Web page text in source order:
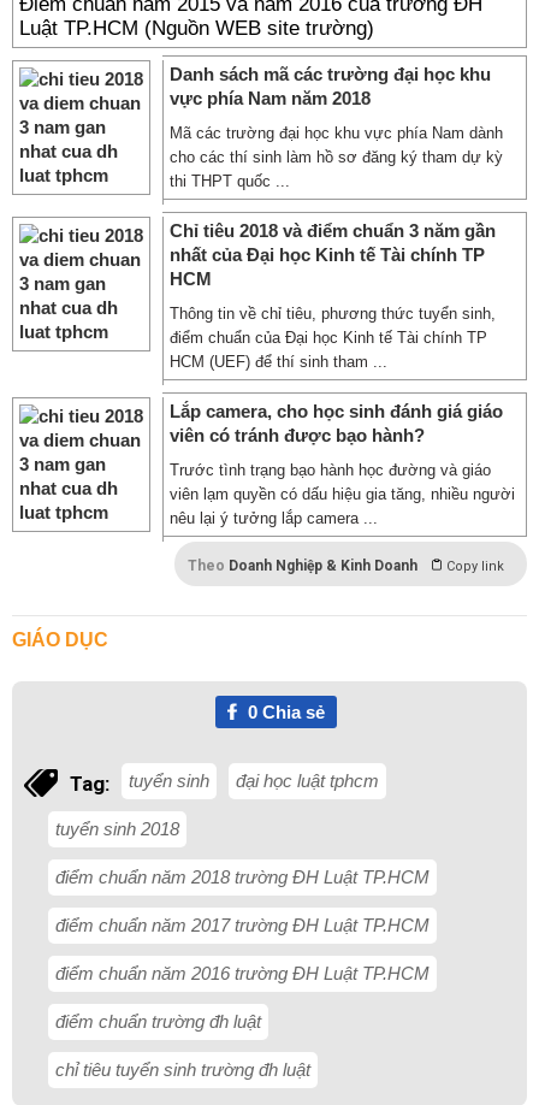
Luật TP.HCM (Nguồn WEB site trường)
Danh sách mã các trường đại học khu
vực phía Nam năm 2018
Mã các trường đại học khu vực phía Nam dành
cho các thí sinh làm hồ sơ đăng ký tham dự kỳ
thi THPT quốc ...
Chỉ tiêu 2018 và điểm chuẩn 3 năm gần
nhất của Đại học Kinh tế Tài chính TP
HCM
Thông tin về chỉ tiêu, phương thức tuyển sinh,
điểm chuẩn của Đại học Kinh tế Tài chính TP
HCM (UEF) để thí sinh tham ...
Lắp camera, cho học sinh đánh giá giáo
viên có tránh được bạo hành?
Trước tình trạng bạo hành học đường và giáo
viên lạm quyền có dấu hiệu gia tăng, nhiều người
nêu lại ý tưởng lắp camera ...
Theo Doanh Nghiệp & Kinh Doanh Copy link
GIÁO DỤC
0Chia sẻ
Tag: tuyển sinh đại học luật tphcm
tuyển sinh 2018
điểm chuẩn năm 2018 trường ĐH Luật TP.HCM
điểm chuẩn năm 2017 trường ĐH Luật TP.HCM
điểm chuẩn năm 2016 trường ĐH Luật TP.HCM
điểm chuẩn trường đh luật
chỉ tiêu tuyển sinh trường đh luật